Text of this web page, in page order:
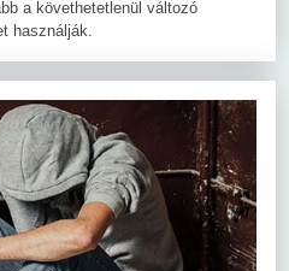
a követhetetlenül változó
használják.